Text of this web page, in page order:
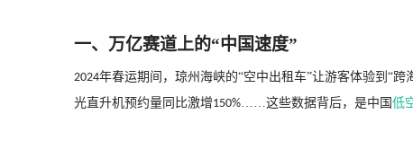
一、万亿赛道上的“中国速度”
2024年春运期间，琼州海峡的“空中出租车”让游客体验到“跨
光直升机预约量同比激增150%……这些数据背后，是中国 低